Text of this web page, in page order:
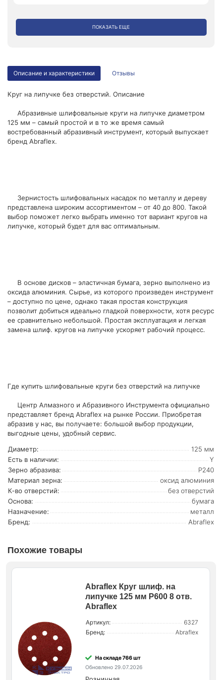
ПОКАЗАТЬ ЕЩЕ
Описание и характеристики Отзывы
Круг на липучке без отверстий. Описание
Абразивные шлифовальные круги на липучке диаметром
125 мм – самый простой и в то же время самый
востребованный абразивный инструмент, который выпускает
бренд Abraflex.
Зернистость шлифовальных насадок по металлу и дереву
представлена широким ассортиментом – от 40 до 800. Такой
выбор поможет легко выбрать именно тот вариант кругов на
липучке, который будет для вас оптимальным.
В основе дисков – эластичная бумага, зерно выполнено из
оксида алюминия. Сырье, из которого произведен инструмент
– доступно по цене, однако такая простая конструкция
позволит добиться идеально гладкой поверхности, хотя ресурс
ее сравнительно небольшой. Простая эксплуатация и легкая
замена шлиф. кругов на липучке ускоряет рабочий процесс.
Где купить шлифовальные круги без отверстий на липучке
Центр Алмазного и Абразивного Инструмента официально
представляет бренд Abraflex на рынке России. Приобретая
абразив у нас, вы получаете: большой выбор продукции,
выгодные цены, удобный сервис.
Диаметр:
125 мм
Есть в наличии:
Y
Зерно абразива:
P240
Материал зерна:
оксид алюминия
К-во отверстий:
без отверстий
Основа:
бумага
Назначение:
металл
Бренд:
Abraflex
Похожие товары
Abraflex Круг шлиф. на
липучке 125 мм P600 8 отв.
Abraflex
Артикул:
6327
Бренд:
Abraflex
На складе 766 шт
Обновлено 29.07.2026